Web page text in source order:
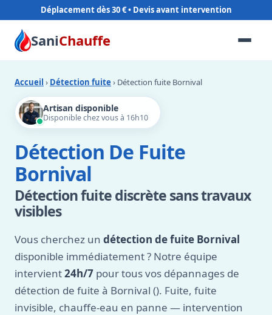
Déplacement dès 30 €
SaniChauffe
Accueil › Détection fuite › Détection fuite Bornival
Artisan disponible
Disponible chez vous à 16h10
Détection De Fuite
Bornival
Détection fuite discrète sans travaux
visibles
Vous cherchez un détection de fuite Bornival
disponible immédiatement ? Notre équipe
intervient24h/7 pour tous vos dépannages de
détection de fuite à Bornival (). Fuite, fuite
invisible, chauffe-eau en panne — intervention